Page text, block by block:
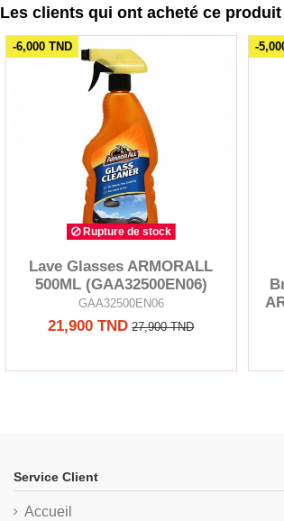
Les clients qui ont acheté ce
-6,000 TND
Rupture de stock
Lave Glasses ARMORALL
500ML (GAA32500EN06)
GAA32500EN06
21,900 TND 27,900 TND
-
Service Client
Accueil